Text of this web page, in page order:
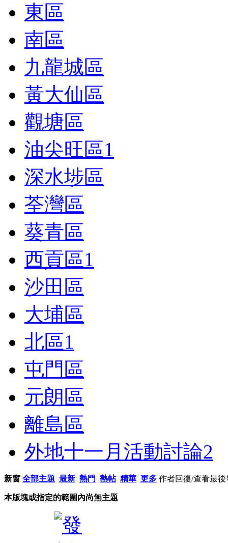
東區
南區
九龍城區
黃大仙區
觀塘區
油尖旺區1
深水埗區
荃灣區
葵青區
西貢區1
沙田區
大埔區
北區1
屯門區
元朗區
離島區
外地十一月活動討論2
新窗 全部主題 最新 熱門 熱帖 精華 更多 作者回復/查看最後
本版塊或指定的範圍內尚無主題